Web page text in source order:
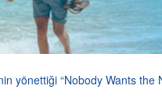
yönettiği “Nobody Wants the